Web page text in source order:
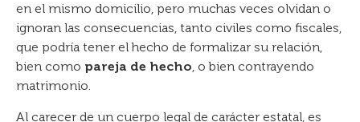
en el mismo domicilio, pero muchas veces olvidan o
ignoran las consecuencias, tanto civiles como fiscales,
que podría tener el hecho de formalizar su relación,
bien como pareja de hecho, o bien contrayendo
matrimonio.
Al carecer de un cuerpo legal de carácter estatal, es